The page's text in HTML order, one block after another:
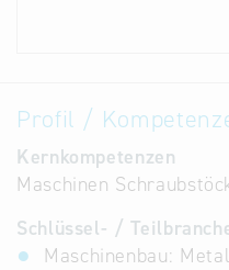
Profil /
Kernkompetenzen
Maschinen
Schlüssel- /
Maschinenbau: